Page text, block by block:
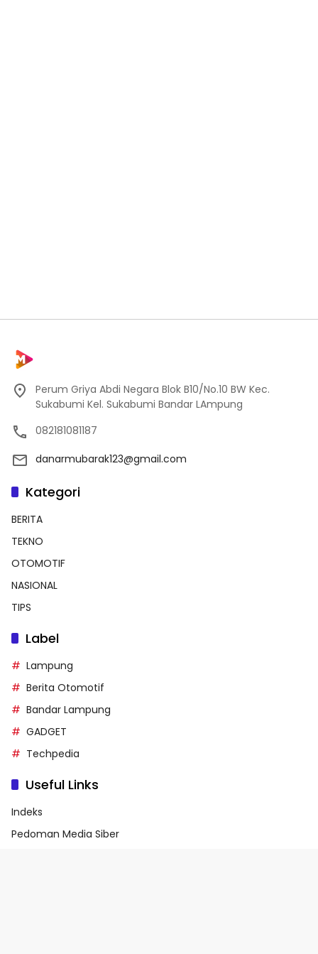
Perum Griya Abdi Negara Blok B10/No.10 BW Kec.
Sukabumi Kel. Sukabumi Bandar LAmpung
082181081187
danarmubarak123@gmail.com
Kategori
BERITA
TEKNO
OTOMOTIF
NASIONAL
TIPS
Label
Lampung
Berita Otomotif
Bandar Lampung
GADGET
Techpedia
Useful Links
Indeks
Pedoman Media Siber